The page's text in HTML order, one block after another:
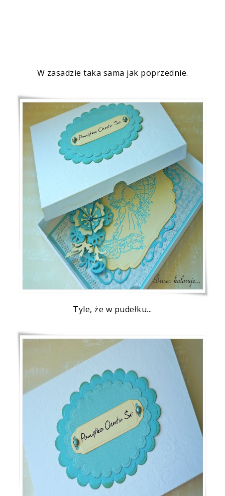
W zasadzie taka sama jak poprzednie.
Tyle, że w pudełku...